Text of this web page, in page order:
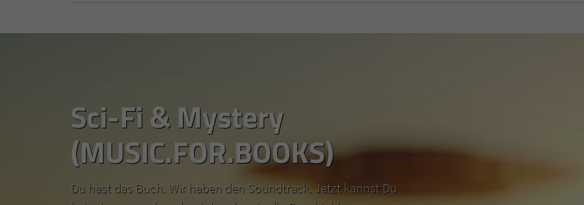
Sci-Fi & Mystery
(MUSIC.FOR.BOOKS)
Du hast das Buch. Wir haben den Soundtrack. Jetzt kannst Du